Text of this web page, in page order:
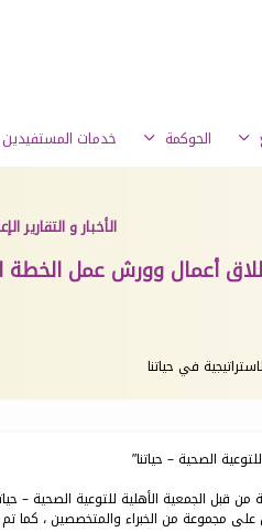
الحوكمة خدمات المستفيدين
الأخبار و التقارير
أعمال وورش عمل الخطة
في حياتنا
الصحية – حياتنا”
عمل مهمة من قبل الجمعية الأهلية للتوعية
مجموعة من الخبراء والمتخصصين ، كما